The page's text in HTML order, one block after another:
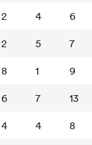
2 4 6
2 5 7
8 1 9
6 7 13
4 4 8